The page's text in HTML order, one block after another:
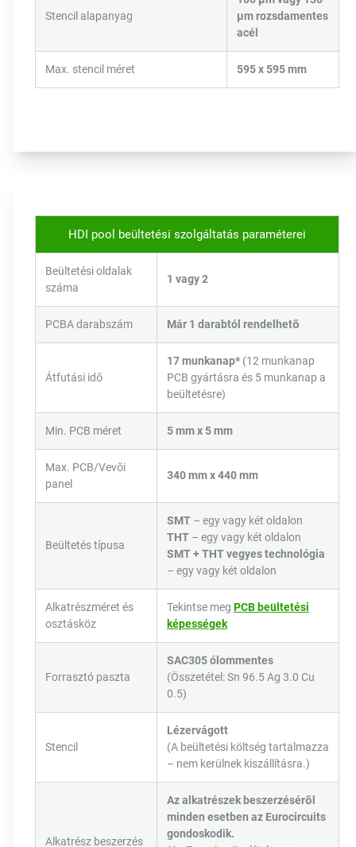
Stencil alapanyag
µm rozsdamentes
acél
Max. stencil méret 595 x 595 mm
HDI pool beültetési szolgáltatás paraméterei
Beültetési oldalak
száma
1 vagy 2
PCBA darabszám Már 1 darabtól rendelhető
Átfutási idő
17 munkanap* (12 munkanap
PCB gyártásra és 5 munkanap a
beültetésre)
Min. PCB méret 5 mm x 5 mm
Max. PCB/Vevői
panel
340 mm x 440 mm
Beültetés típusa
SMT – egy vagy két oldalon
THT – egy vagy két oldalon
SMT + THT vegyes technológia
– egy vagy két oldalon
Alkatrészméret és
osztásköz
Tekintse meg PCB beültetési
képességek
Forrasztó paszta
SAC305 ólommentes
(Összetétel: Sn 96.5 Ag 3.0 Cu
0.5)
Stencil
Lézervágott
(A beültetési költség tartalmazza
– nem kerülnek kiszállításra.)
Alkatrész beszerzés
Az alkatrészek beszerzéséről
minden esetben az Eurocircuits
gondoskodik.